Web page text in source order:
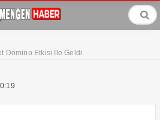
Domino Etkisi İle Geldi